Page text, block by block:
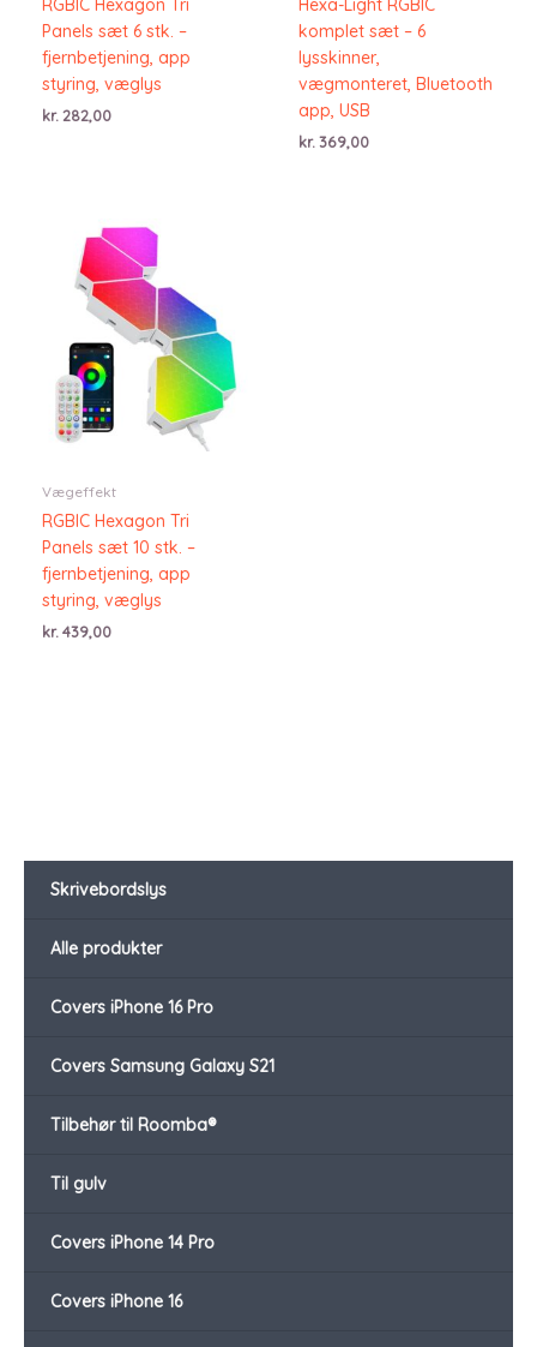
Skrivebordslys
Alle produkter
Covers iPhone 16 Pro
Covers Samsung Galaxy S21
Tilbehør til Roomba®
Til gulv
Covers iPhone 14 Pro
Covers iPhone 16
RGBIC Hexagon Tri
Panels sæt 6 stk. –
fjernbetjening, app
styring, væglys
kr. 282,00
Hexa-Light RGBIC
komplet sæt – 6
lysskinner,
vægmonteret, Bluetooth
app, USB
kr. 369,00
Vægeffekt
RGBIC Hexagon Tri
Panels sæt 10 stk. –
fjernbetjening, app
styring, væglys
kr.439,00